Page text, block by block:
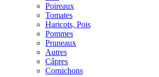
Poireaux
Tomates
Haricots, Pois
Pommes
Pruneaux
Autres
Câpres
Cornichons